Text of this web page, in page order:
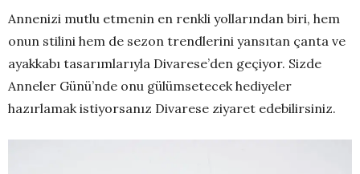
Annenizi mutlu etmenin en renkli yollarından biri, hem
onun stilini hem de sezon trendlerini yansıtan çanta ve
ayakkabı tasarımlarıyla Divarese’den geçiyor. Sizde
Anneler Günü’nde onu gülümsetecek hediyeler
hazırlamak istiyorsanız Divarese ziyaret edebilirsiniz.